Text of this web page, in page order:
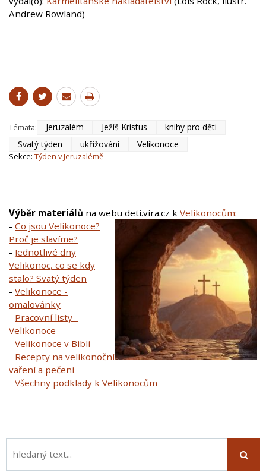
Andrew Rowland)
Témata: Jeruzalém Ježíš Kristus
knihy pro děti
Svatý týden
ukřižování Velikonoce
Sekce: Týden v Jeruzalémě
Výběr materiálů na webu deti.vira.cz k Velikonocům:
- Co jsou Velikonoce?
Proč je slavíme?
- Jednotlivé dny
Velikonoc, co se kdy
stalo? Svatý týden
- Velikonoce -
omalovánky
- Pracovní listy -
Velikonoce
- Velikonoce v Bibli
- Recepty na velikonoční
vaření a pečení
- Všechny podklady k Velikonocům